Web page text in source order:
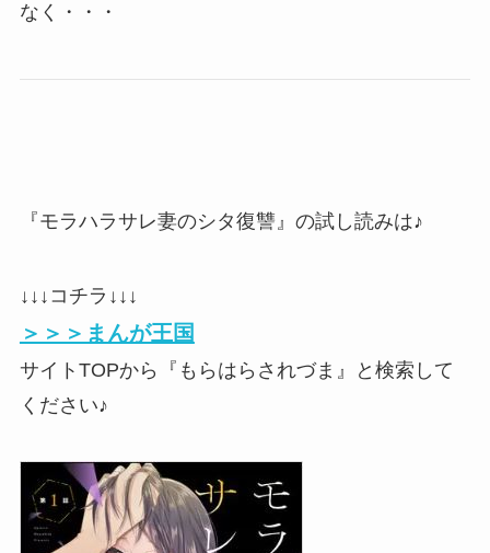
なく・・・
『モラハラサレ妻のシタ復讐』の試し読みは♪
↓↓↓コチラ↓↓↓
＞＞＞まんが王国
サイトTOPから『もらはらされづま』と検索して
ください♪